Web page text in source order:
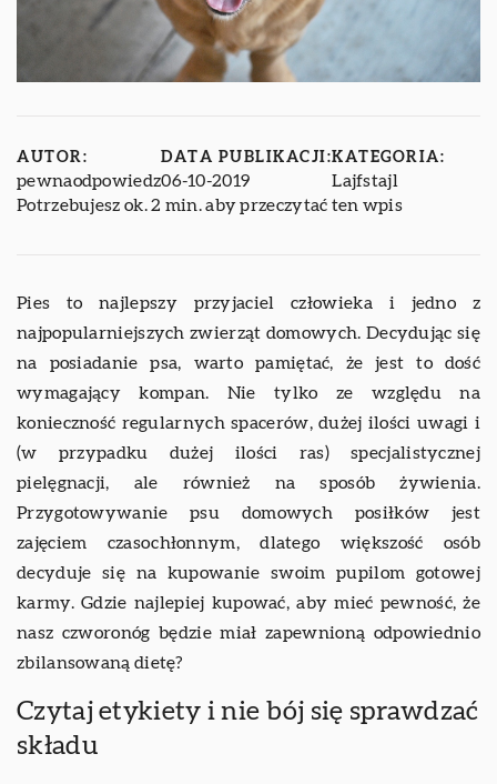
AUTOR:
pewnaodpowiedz
DATA PUBLIKACJI:
06-10-2019
KATEGORIA:
Lajfstajl
Potrzebujesz ok. 2 min. aby przeczytać ten wpis
Pies to najlepszy przyjaciel człowieka i jedno z
najpopularniejszych zwierząt domowych. Decydując się
na posiadanie psa, warto pamiętać, że jest to dość
wymagający kompan. Nie tylko ze względu na
konieczność regularnych spacerów, dużej ilości uwagi i
(w przypadku dużej ilości ras) specjalistycznej
pielęgnacji, ale również na sposób żywienia.
Przygotowywanie psu domowych posiłków jest
zajęciem czasochłonnym, dlatego większość osób
decyduje się na kupowanie swoim pupilom gotowej
karmy. Gdzie najlepiej kupować, aby mieć pewność, że
nasz czworonóg będzie miał zapewnioną odpowiednio
zbilansowaną dietę?
Czytaj etykiety i nie bój się sprawdzać
składu